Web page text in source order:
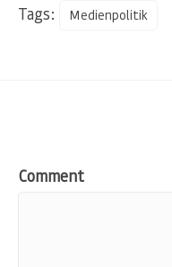
Tags: Medienpolitik
Comment